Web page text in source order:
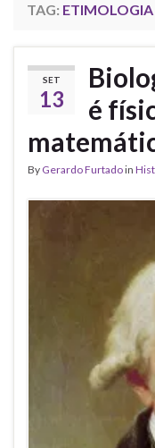
TAG: ETIMOLOGIA
SET
13
é
By Gerardo Furtadoin